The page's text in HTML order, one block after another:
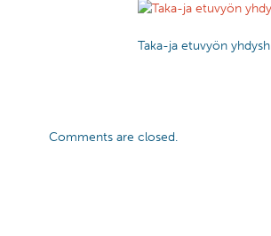
Taka-ja etuvyön
Comments are closed.